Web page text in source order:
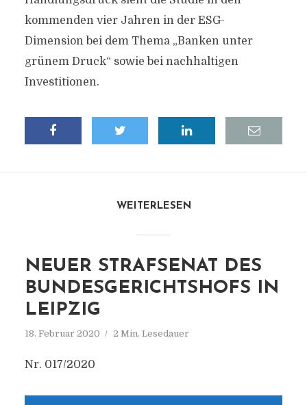
kommenden vier Jahren in der ESG-
Dimension bei dem Thema „Banken unter
grünem Druck“ sowie bei nachhaltigen
Investitionen.
WEITERLESEN
NEUER STRAFSENAT DES
BUNDESGERICHTSHOFS IN
LEIPZIG
18. Februar 2020 2 Min. Lesedauer
Nr. 017/2020